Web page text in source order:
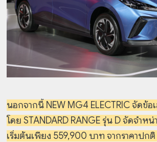
นอกจากนี้ NEW MG4 ELECTRIC จัดข้
โดย STANDARD RANGE รุ่น D จัดจำห
เริ่มต้นเพียง 559,900 บาท จากราคาปก